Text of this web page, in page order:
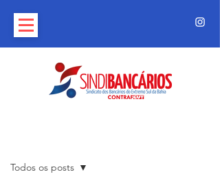
Todos os posts